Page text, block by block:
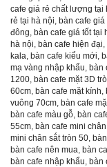
cafe giá rẻ chất lượng tại
rẻ tại hà nội, bàn cafe giá
đông, bàn cafe giá tốt tại
hà nội, bàn cafe hiện đại,
kala, bàn cafe kiểu mới,
mạ vàng nhập khẩu, bàn
1200, bàn cafe mặt 3D
60cm, bàn cafe mặt kính,
vuông 70cm, bàn cafe
bàn cafe màu gỗ, bàn
55cm, bàn cafe mini
mini chân sắt tròn 50,
bàn cafe nên mua, bàn
bàn cafe nhập khẩu, bàn